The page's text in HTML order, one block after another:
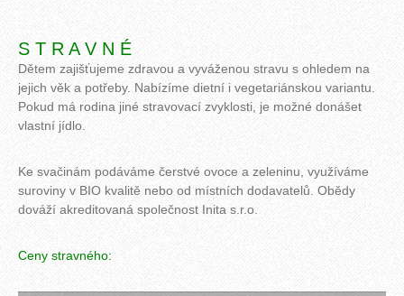
S T R A V N É
Dětem zajišťujeme zdravou a vyváženou stravu s ohledem na
jejich věk a potřeby. Nabízíme dietní i vegetariánskou variantu.
Pokud má rodina jiné stravovací zvyklosti, je možné donášet
vlastní jídlo.
Ke svačinám podáváme čerstvé ovoce a zeleninu, využíváme
suroviny v BIO kvalitě nebo od místních dodavatelů. Obědy
dováží akreditovaná společnost Inita s.r.o.
Ceny stravného: